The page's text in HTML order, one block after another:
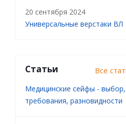
20 сентября 2024
Универсальные верстаки ВЛ
Статьи Все
Медицинские сейфы - выбор,
требования, разновидности